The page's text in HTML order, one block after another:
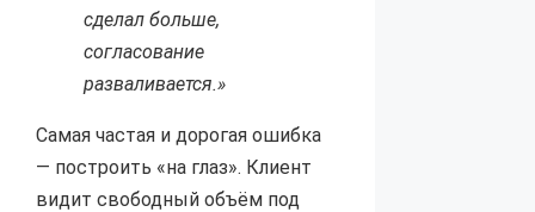
сделал больше,
согласование
разваливается.»
Самая частая и дорогая ошибка
— построить «на глаз». Клиент
видит свободный объём под